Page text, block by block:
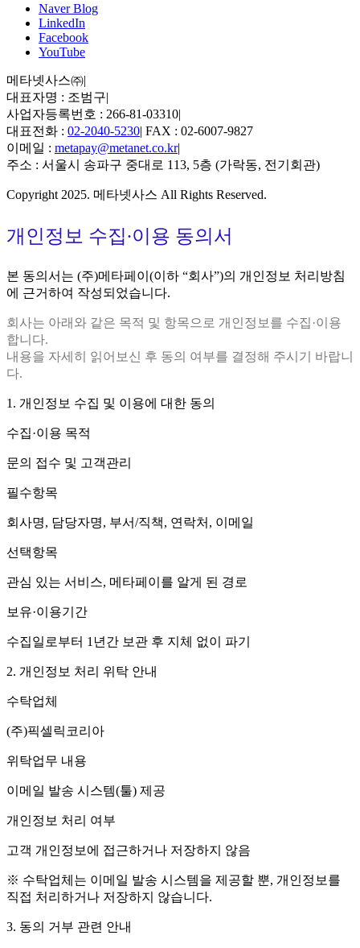
Naver Blog
LinkedIn
Facebook
YouTube
메타넷사스㈜|
대표자명 : 조범구|
사업자등록번호 : 266-81-03310|
대표전화 : 02-2040-5230| FAX : 02-6007-9827
이메일 : metapay@metanet.co.kr|
주소 : 서울시 송파구 중대로 113, 5층 (가락동, 전기회관)
Copyright 2025. 메타넷사스 All Rights Reserved.
개인정보 수집∙이용 동의서
본 동의서는 (주)메타페이(이하 “회사”)의 개인정보 처리방침
에 근거하여 작성되었습니다.
회사는 아래와 같은 목적 및 항목으로 개인정보를 수집·이용
합니다.
내용을 자세히 읽어보신 후 동의 여부를 결정해 주시기 바랍니
다.
1. 개인정보 수집 및 이용에 대한 동의
수집·이용 목적
문의 접수 및 고객관리
필수항목
회사명, 담당자명, 부서/직책, 연락처, 이메일
선택항목
관심 있는 서비스, 메타페이를 알게 된 경로
보유·이용기간
수집일로부터 1년간 보관 후 지체 없이 파기
2. 개인정보 처리 위탁 안내
수탁업체
(주)픽셀릭코리아
위탁업무 내용
이메일 발송 시스템(툴) 제공
개인정보 처리 여부
고객 개인정보에 접근하거나 저장하지 않음
※ 수탁업체는 이메일 발송 시스템을 제공할 뿐, 개인정보를
직접 처리하거나 저장하지 않습니다.
3. 동의 거부 관련 안내